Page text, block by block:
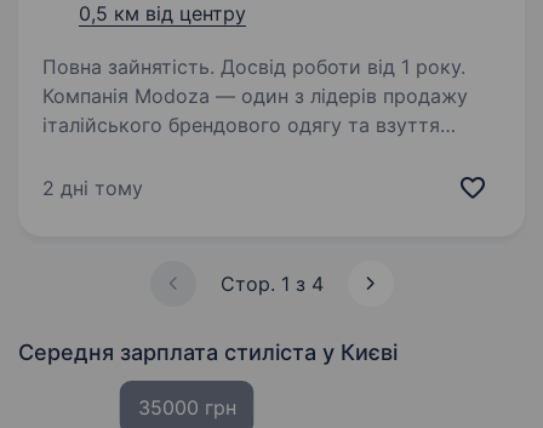
0,5 км від центру
Повна зайнятість. Досвід роботи від 1 року.
Компанія Modoza — один з лідерів продажу
італійського брендового одягу та взуття
новий корнер чоловічого брендового одягу
2 дні тому
Стор. 1 з 4
Середня зарплата стиліста у Києві
35000 грн